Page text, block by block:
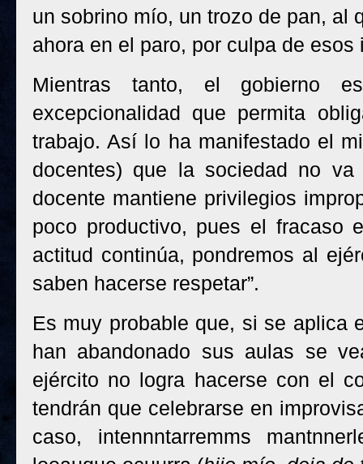
un sobrino mío, un trozo de pan, al
ahora en el paro, por culpa de esos
Mientras tanto, el gobierno
excepcionalidad que permita
trabajo. Así lo ha manifestado el
docentes) que la sociedad no
docente mantiene privilegios
poco productivo, pues el fracaso
actitud continúa, pondremos al
saben hacerse respetar”.
Es muy probable que, si se aplica
han abandonado sus aulas se
ejército no logra hacerse con el
tendrán que celebrarse en
caso, intennntarremms